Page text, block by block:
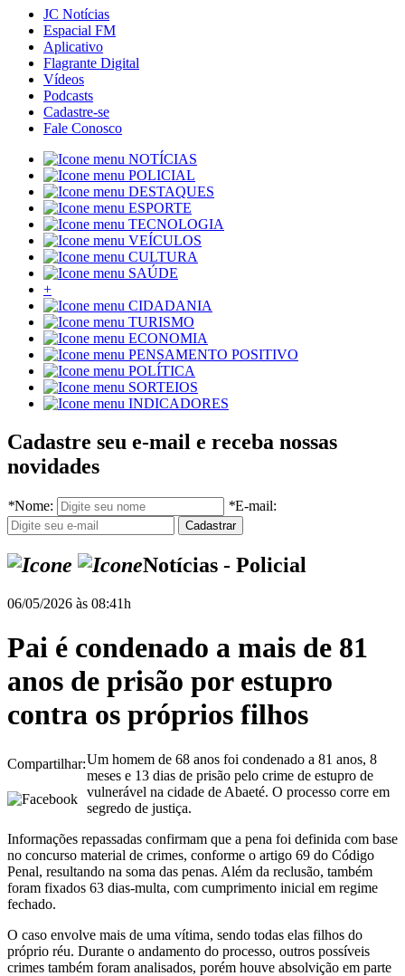
JC Notícias
Espacial FM
Aplicativo
Flagrante Digital
Vídeos
Podcasts
Cadastre-se
Fale Conosco
NOTÍCIAS
POLICIAL
DESTAQUES
ESPORTE
TECNOLOGIA
VEÍCULOS
CULTURA
SAÚDE
+
CIDADANIA
TURISMO
ECONOMIA
PENSAMENTO POSITIVO
POLÍTICA
SORTEIOS
INDICADORES
Cadastre seu e-mail e receba nossas
novidades
*Nome: *E-mail:
Notícias - Policial
06/05/2026 às 08:41h
Pai é condenado a mais de 81
anos de prisão por estupro
contra os próprios filhos
Compartilhar:Um homem de 68 anos foi condenado a 81 anos, 8
meses e 13 dias de prisão pelo crime de estupro de
vulnerável na cidade de Abaeté. O processo corre em
segredo de justiça.
Informações repassadas confirmam que a pena foi definida com base
no concurso material de crimes, conforme o artigo 69 do Código
Penal, resultando na soma das penas. Além da reclusão, também
foram fixados 63 dias-multa, com cumprimento inicial em regime
fechado.
O caso envolve mais de uma vítima, sendo todas elas filhos do
próprio réu. Durante o andamento do processo, outros possíveis
crimes também foram analisados, porém houve absolvição em parte